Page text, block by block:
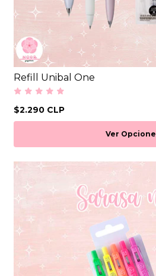
Refill Unibal One
$2.290 CLP
Ver